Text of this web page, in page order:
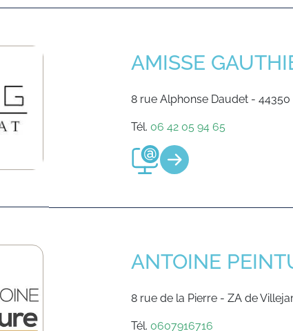
AMISSE
8 rue Alphonse Daudet - 44350
Tél. 06 42 05 94 65
ANTOINE
8 rue de la Pierre - ZA de
Tél. 0607916716